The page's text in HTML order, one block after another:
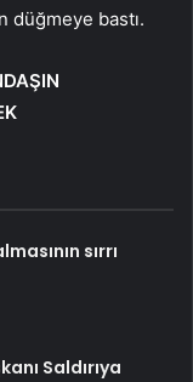
düğmeye bastı.
sırrı
Saldırıya